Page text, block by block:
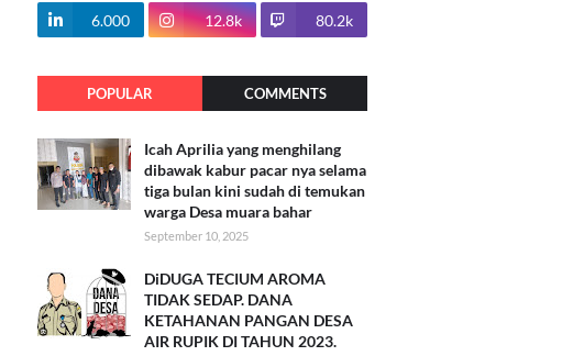
100.7k
6.000 12.8k 80.2k
POPULAR COMMENTS
Icah Aprilia yang menghilang
dibawak kabur pacar nya selama
tiga bulan kini sudah di temukan
warga Desa muara bahar
September 10, 2025
DiDUGA TECIUM AROMA
TIDAK SEDAP. DANA
KETAHANAN PANGAN DESA
AIR RUPIK DI TAHUN 2023.